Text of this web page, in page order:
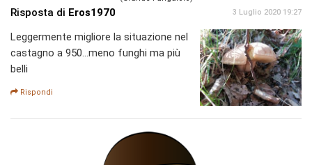
Risposta di Eros1970 3 Luglio 2020 19:27
Leggermente migliore la situazione nel
castagno a 950...meno funghi ma più
belli
Rispondi